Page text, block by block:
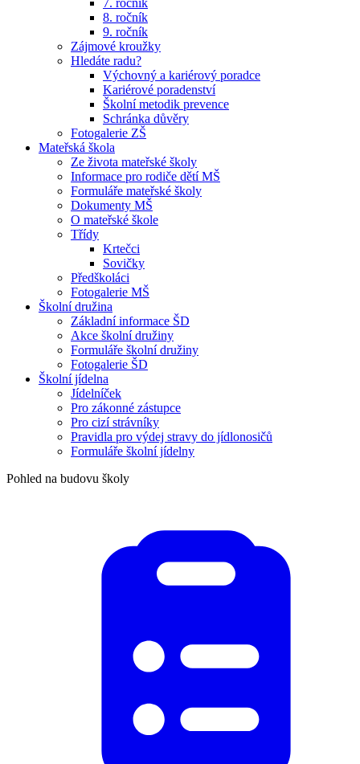
7. ročník
8. ročník
9. ročník
Zájmové kroužky
Hledáte radu?
Výchovný a kariérový poradce
Kariérové poradenství
Školní metodik prevence
Schránka důvěry
Fotogalerie ZŠ
Mateřská škola
Ze života mateřské školy
Informace pro rodiče dětí MŠ
Formuláře mateřské školy
Dokumenty MŠ
O mateřské škole
Třídy
Krtečci
Sovičky
Předškoláci
Fotogalerie MŠ
Školní družina
Základní informace ŠD
Akce školní družiny
Formuláře školní družiny
Fotogalerie ŠD
Školní jídelna
Jídelníček
Pro zákonné zástupce
Pro cizí strávníky
Pravidla pro výdej stravy do jídlonosičů
Formuláře školní jídelny
Pohled na budovu školy